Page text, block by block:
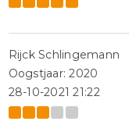
Rijck Schlingemann
Oogstjaar: 2020
28-10-2021 21:22